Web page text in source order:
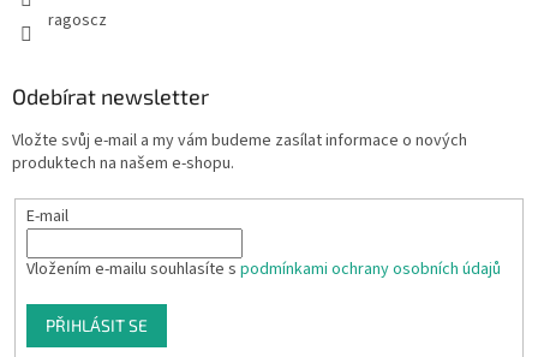
ragoscz
Odebírat newsletter
Vložte svůj e-mail a my vám budeme zasílat informace o nových
produktech na našem e-shopu.
E-mail
Vložením e-mailu souhlasíte s podmínkami ochrany osobních údajů
PŘIHLÁSIT SE